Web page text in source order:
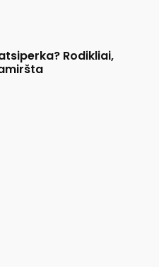
Rodikliai,